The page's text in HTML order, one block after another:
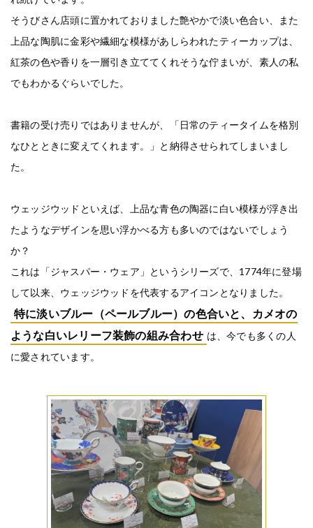
そうびさん店頭に置かれておりました艶やかで淡い色合い、また
上品な陶肌に金彩や繊細な模様があしらわれたティーカップは、
紅茶の色や香りを一層引き立ててくれそうな佇まいが、素人の私
でもわかるぐらいでした。
書籍の受け売りではありませんが、「日常のティータイムを格別
なひとときに変えてくれます。」と納得させられてしまいまし
た。
ウェッジウッドといえば、上品な青色の陶器に白い模様が浮き出
たようなデザインを思い浮かべる方も多いのではないでしょう
か？
これは「ジャスパー・ウェア」というシリーズで、1774年に登場
して以来、ウェッジウッドを代表するアイコンとなりました。
特に淡いブルー（ペールブルー）の色合いと、カメオの
ような白いレリーフ装飾の組み合わせ は、今でも多くの人
に愛されています。